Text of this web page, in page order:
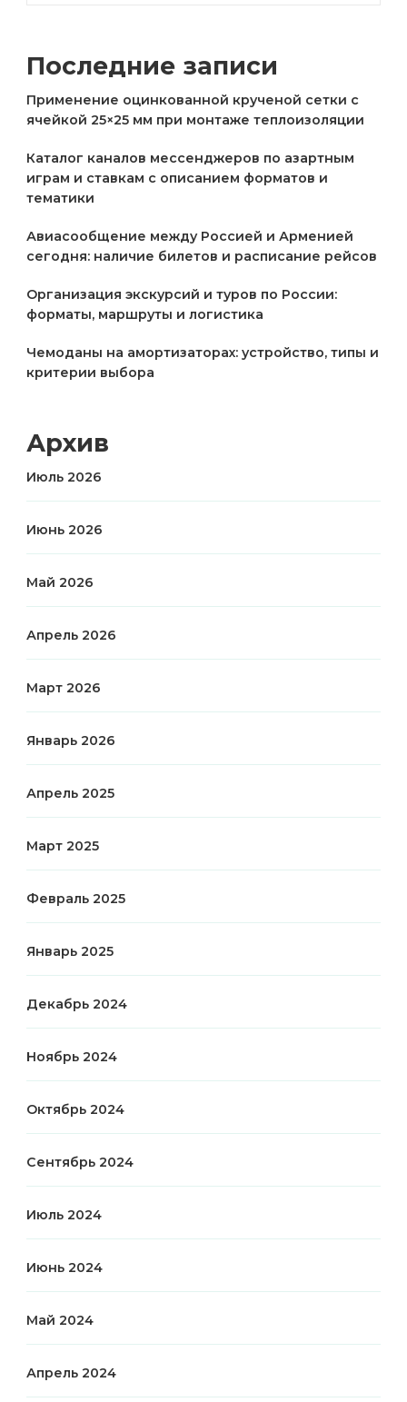
Последние записи
Применение оцинкованной крученой сетки с
ячейкой 25×25 мм при монтаже теплоизоляции
Каталог каналов мессенджеров по азартным
играм и ставкам с описанием форматов и
тематики
Авиасообщение между Россией и Арменией
сегодня: наличие билетов и расписание рейсов
Организация экскурсий и туров по России:
форматы, маршруты и логистика
Чемоданы на амортизаторах: устройство, типы и
критерии выбора
Архив
Июль 2026
Июнь 2026
Май 2026
Апрель 2026
Март 2026
Январь 2026
Апрель 2025
Март 2025
Февраль 2025
Январь 2025
Декабрь 2024
Ноябрь 2024
Октябрь 2024
Сентябрь 2024
Июль 2024
Июнь 2024
Май 2024
Апрель 2024